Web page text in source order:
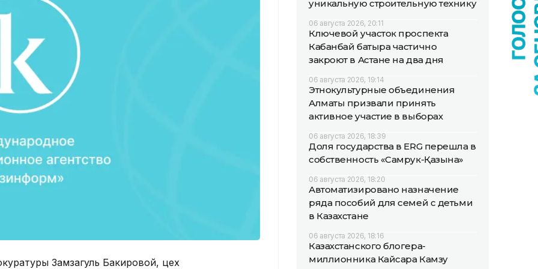
Замзагуль Бакировой, цех
уникальную строительную технику
06 августа 2026, 20:11
Ключевой участок проспекта
Кабанбай батыра частично
закроют в Астане на два дня
06 августа 2026, 19:14
Этнокультурные объединения
Алматы призвали принять
активное участие в выборах
06 августа 2026, 18:39
Доля государства в ERG перешла в
собственность «Самрук-Қазына»
06 августа 2026, 18:20
Автоматизировано назначение
ряда пособий для семей с детьми
в Казахстане
06 августа 2026, 18:16
Казахстанского блогера-
миллионника Кайсара Камзу